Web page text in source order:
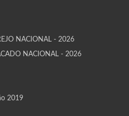
NACIONAL - 2026
NACIONAL - 2026
2019